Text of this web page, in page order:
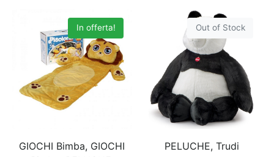
In offerta!
GIOCHI Bimba, GIOCHI
Out of Stock
PELUCHE, Trudi